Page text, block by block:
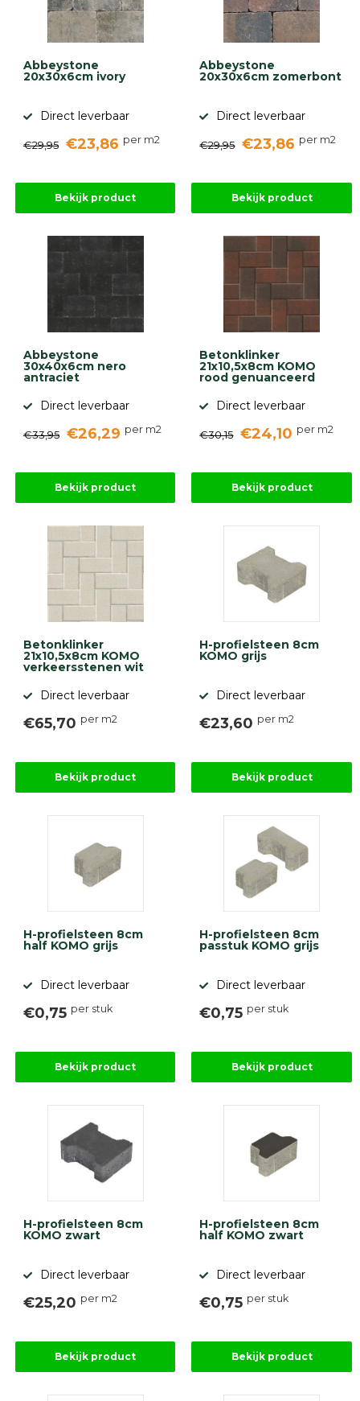
Abbeystone
20x30x6cm ivory
Direct leverbaar
€29,95 €23,86 per m2
Bekijk product
Abbeystone
20x30x6cm zomerbont
Direct leverbaar
€29,95 €23,86 per m2
Bekijk product
Abbeystone
30x40x6cm nero
antraciet
Direct leverbaar
€33,95 €26,29 per m2
Bekijk product
Betonklinker
21x10,5x8cm KOMO
rood genuanceerd
Direct leverbaar
€30,15 €24,10 per m2
Bekijk product
Betonklinker
21x10,5x8cm KOMO
verkeersstenen wit
Direct leverbaar
€65,70 per m2
Bekijk product
H-profielsteen 8cm
KOMO grijs
Direct leverbaar
€23,60 per m2
Bekijk product
H-profielsteen 8cm
half KOMO grijs
Direct leverbaar
€0,75 per stuk
Bekijk product
H-profielsteen 8cm
passtuk KOMO grijs
Direct leverbaar
€0,75 per stuk
Bekijk product
H-profielsteen 8cm
KOMO zwart
Direct leverbaar
€25,20 per m2
Bekijk product
H-profielsteen 8cm
half KOMO zwart
Direct leverbaar
€0,75 per stuk
Bekijk product